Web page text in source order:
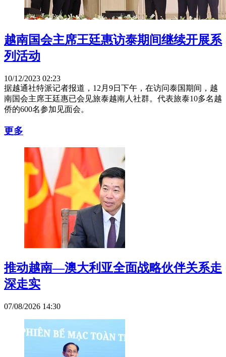
越南国会主席王廷惠访泰期间继续开展系
列活动
10/12/2023 02:23
据越通社特派记者报道，12月9日下午，在访问泰国期间，越
南国会主席王廷惠已会见旅泰越南人社群。代表旅泰10多名越
侨的600名参加见面会。
更多
推动越南—澳大利亚全面战略伙伴关系走
深走实
07/08/2026 14:30